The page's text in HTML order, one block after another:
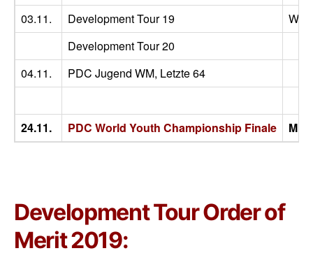
03.11.
Development Tour 19
Development Tour 20
04.11.
PDC Jugend WM, Letzte 64
24.11. PDC World Youth Championship Finale
Development Tour Order of
Merit 2019: